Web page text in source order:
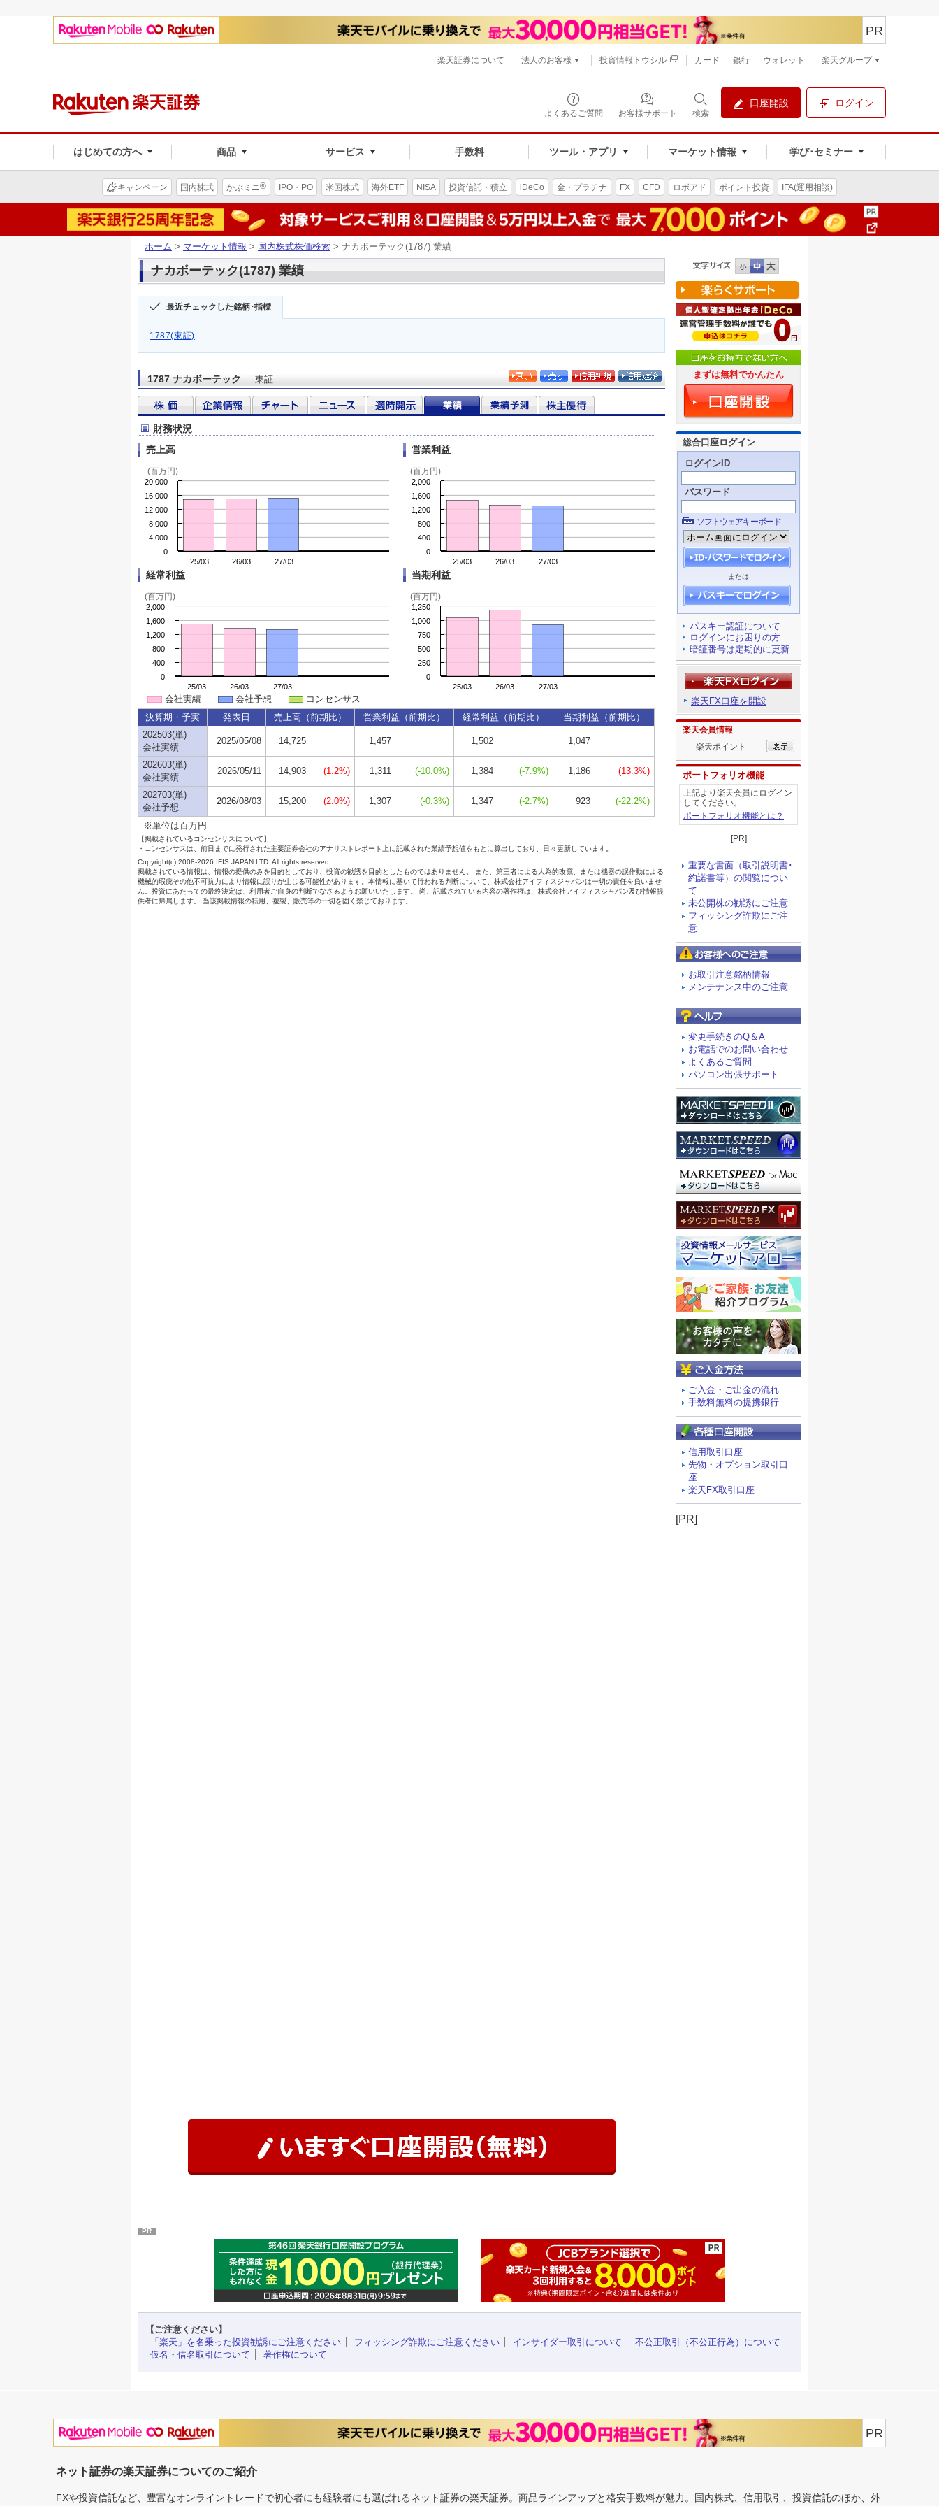
よくあるご質問 お客様サポート 検索
口座開設 ログイン
はじめての方へ 商品 サービス 手数料 ツール・アプリ マーケット情報 学び･セミナー
PR
楽天証券について 法人のお客様 投資情報トウシル カード 銀行 ウォレット 楽天グループ
キャンペーン 国内株式 かぶミニ® IPO・PO 米国株式 海外ETF NISA 投資信託・積立 iDeCo 金・プラチナ FX CFD ロボアド ポイント投資 IFA(運用相談)
ホーム > マーケット情報 > 国内株式株価検索 > ナカボーテック(1787) 業績
ナカボーテック(1787) 業績
最近チェックした銘柄･指標
1787(東証)
1787 ナカボーテック 東証 まずは無料でかんたん
総合口座ログイン
ログインID
パスワード
ソフトウェアキーボード
または
パスキー認証について
ログインにお困りの方
暗証番号は定期的に更新
楽天FX口座を開設
楽天会員情報
楽天ポイント
ポートフォリオ機能
上記より楽天会員にログイン
してください。
ポートフォリオ機能とは？
[PR]
重要な書面（取引説明書･
約諾書等）の閲覧につい
て
未公開株の勧誘にご注意
フィッシング詐欺にご注
意
お取引注意銘柄情報
メンテナンス中のご注意
変更手続きのQ＆A
お電話でのお問い合わせ
よくあるご質問
パソコン出張サポート
ご入金・ご出金の流れ
手数料無料の提携銀行
信用取引口座
先物・オプション取引口
座
楽天FX取引口座
[PR]
PR
【ご注意ください】
「楽天」を名乗った投資勧誘にご注意ください
フィッシング詐欺にご注意ください インサイダー取引について
不公正取引（不公正行為）について
仮名・借名取引について
著作権について
PR
ネット証券の楽天証券についてのご紹介
FXや投資信託など、豊富なオンライントレードで初心者にも経験者にも選ばれるネット証券の楽天証券。商品ラインアップと格安手数料が魅力。国内株式、信用取引、投資信託のほか、外